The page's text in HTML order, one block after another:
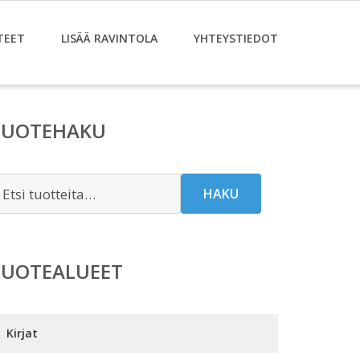
LISÄÄ RAVINTOLA YHTEYSTIEDOT
HAKU
Kirjat